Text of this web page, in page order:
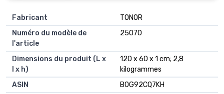
Fabricant
‎TONOR
Numéro du modèle de
l'article
‎25070
Dimensions du produit (L x
l x h)
‎120 x 60 x 1 cm; 2,8
kilogrammes
ASIN
‎B0G92CQ7KH